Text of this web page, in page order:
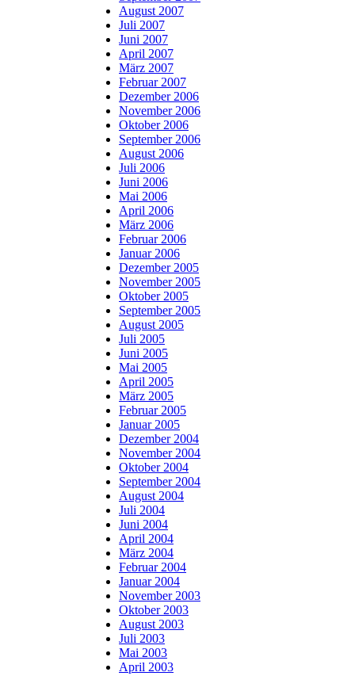
August 2007
Juli 2007
Juni 2007
April 2007
März 2007
Februar 2007
Dezember 2006
November 2006
Oktober 2006
September 2006
August 2006
Juli 2006
Juni 2006
Mai 2006
April 2006
März 2006
Februar 2006
Januar 2006
Dezember 2005
November 2005
Oktober 2005
September 2005
August 2005
Juli 2005
Juni 2005
Mai 2005
April 2005
März 2005
Februar 2005
Januar 2005
Dezember 2004
November 2004
Oktober 2004
September 2004
August 2004
Juli 2004
Juni 2004
April 2004
März 2004
Februar 2004
Januar 2004
November 2003
Oktober 2003
August 2003
Juli 2003
Mai 2003
April 2003